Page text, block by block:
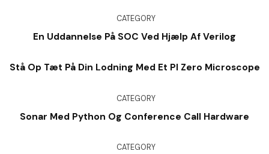
CATEGORY
En Uddannelse På SOC Ved Hjælp Af Verilog
Stå Op Tæt På Din Lodning Med Et PI Zero Microscope
CATEGORY
Sonar Med Python Og Conference Call Hardware
CATEGORY